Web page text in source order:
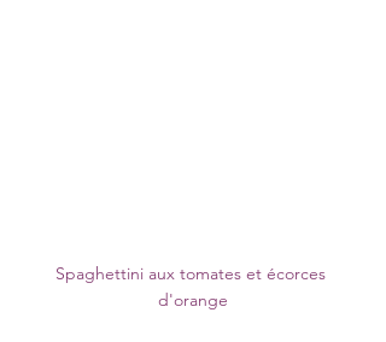
Spaghettini aux tomates et écorces
d'orange